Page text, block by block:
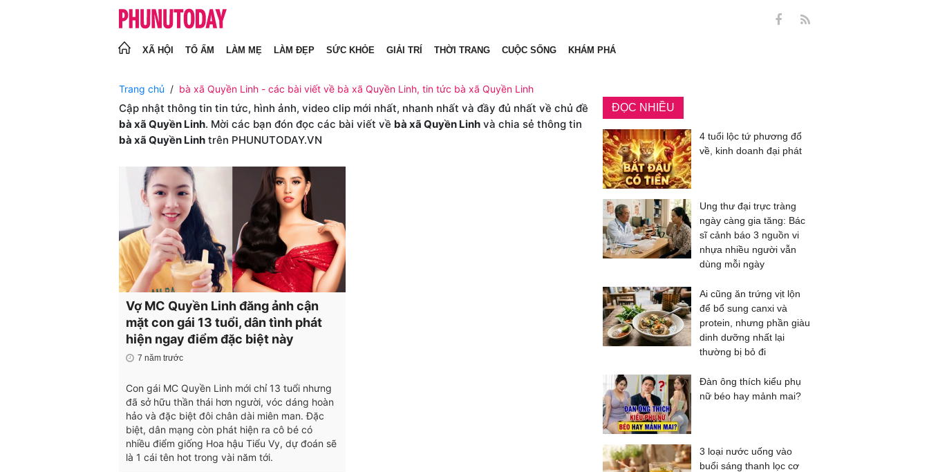
XÃ HỘI TỔ ẤM LÀM MẸ LÀM ĐẸP SỨC KHỎE GIẢI TRÍ THỜI TRANG CUỘC SỐNG KHÁM PHÁ
Trang chủ bà xã Quyền Linh - các bài viết về bà xã Quyền Linh, tin tức bà xã Quyền Linh
Cập nhật thông tin tin tức, hình ảnh, video clip mới nhất, nhanh nhất và đầy đủ nhất về chủ đề
bà xã Quyền Linh. Mời các bạn đón đọc các bài viết về bà xã Quyền Linh và chia sẻ thông tin
bà xã Quyền Linh trên PHUNUTODAY.VN
Vợ MC Quyền Linh đăng ảnh cận
mặt con gái 13 tuổi, dân tình phát
hiện ngay điểm đặc biệt này
7 năm trước
Con gái MC Quyền Linh mới chỉ 13 tuổi nhưng
đã sở hữu thần thái hơn người, vóc dáng hoàn
hảo và đặc biệt đôi chân dài miên man. Đặc
biệt, dân mạng còn phát hiện ra cô bé có
nhiều điểm giống Hoa hậu Tiểu Vy, dự đoán sẽ
là 1 cái tên hot trong vài năm tới.
ĐỌC NHIỀU
4 tuổi lộc tứ phương đổ
về, kinh doanh đại phát
Ung thư đại trực tràng
ngày càng gia tăng: Bác
sĩ cảnh báo 3 nguồn vi
nhựa nhiều người vẫn
dùng mỗi ngày
Ai cũng ăn trứng vịt lộn
để bổ sung canxi và
protein, nhưng phần giàu
dinh dưỡng nhất lại
thường bị bỏ đi
Đàn ông thích kiểu phụ
nữ béo hay mảnh mai?
3 loại nước uống vào
buổi sáng thanh lọc cơ